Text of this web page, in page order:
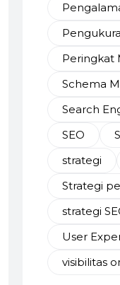
Peringkat
Schema
Search
SEO
strategi
Strategi
strategi
User
visibilitas